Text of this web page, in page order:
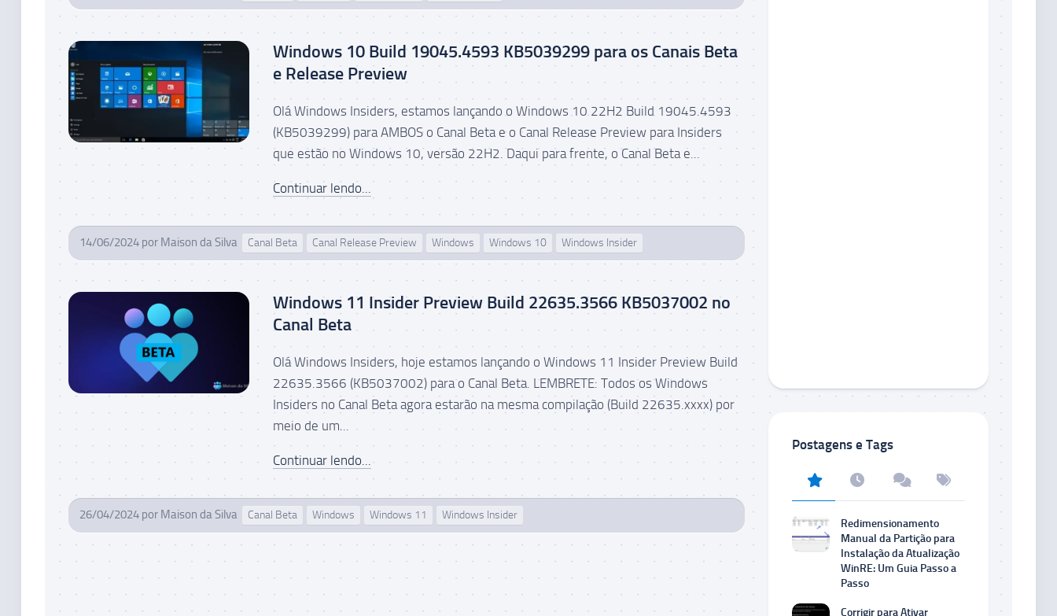
Windows 10 Build 19045.4593 KB5039299 para os Canais Beta
e Release Preview
Olá Windows Insiders, estamos lançando o Windows 10 22H2 Build 19045.4593
(KB5039299) para AMBOS o Canal Beta e o Canal Release Preview para Insiders
que estão no Windows 10, versão 22H2. Daqui para frente, o Canal Beta e...
Continuar lendo...
14/06/2024 por Maison da Silva Canal Beta Canal Release Preview Windows Windows 10 Windows Insider
Windows 11 Insider Preview Build 22635.3566 KB5037002 no
Canal Beta
Olá Windows Insiders, hoje estamos lançando o Windows 11 Insider Preview Build
22635.3566 (KB5037002) para o Canal Beta. LEMBRETE: Todos os Windows
Insiders no Canal Beta agora estarão na mesma compilação (Build 22635.xxxx) por
meio de um...
Continuar lendo...
26/04/2024 por Maison da Silva Canal Beta Windows Windows 11 Windows Insider
Postagens e Tags
Redimensionamento
Manual da Partição para
Instalação da Atualização
WinRE: Um Guia Passo a
Passo
Corrigir para Ativar